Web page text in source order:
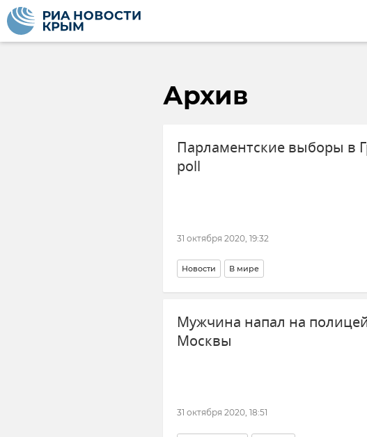
Архив
Парламентские выборы в
poll
31 октября 2020, 19:32
Новости В мире
Мужчина напал на
Москвы
31 октября 2020, 18:51